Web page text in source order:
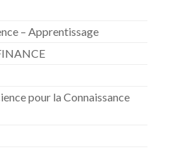
– Apprentissage
pour la Connaissance